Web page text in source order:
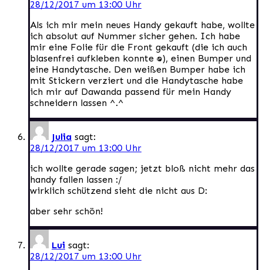
28/12/2017 um 13:00 Uhr
Als ich mir mein neues Handy gekauft habe, wollte
ich absolut auf Nummer sicher gehen. Ich habe
mir eine Folie für die Front gekauft (die ich auch
blasenfrei aufkleben konnte :D), einen Bumper und
eine Handytasche. Den weißen Bumper habe ich
mit Stickern verziert und die Handytasche habe
ich mir auf Dawanda passend für mein Handy
schneidern lassen ^.^
Julia sagt:
28/12/2017 um 13:00 Uhr
ich wollte gerade sagen; jetzt bloß nicht mehr das
handy fallen lassen :/
wirklich schützend sieht die nicht aus D:
aber sehr schön!
Lui sagt:
28/12/2017 um 13:00 Uhr